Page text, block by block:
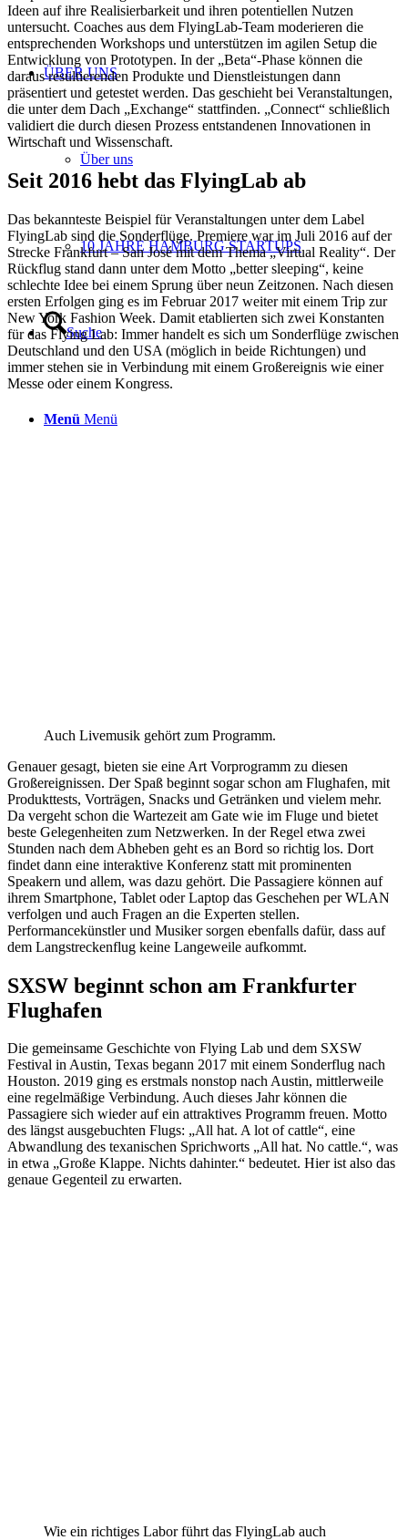
ÜBER UNS
Über uns
10 JAHRE HAMBURG STARTUPS
Suche
Menü Menü
Ideen auf ihre Realisierbarkeit und ihren potentiellen Nutzen
untersucht. Coaches aus dem FlyingLab-Team moderieren die
entsprechenden Workshops und unterstützen im agilen Setup die
Entwicklung von Prototypen. In der „Beta“-Phase können die
daraus resultierenden Produkte und Dienstleistungen dann
präsentiert und getestet werden. Das geschieht bei Veranstaltungen,
die unter dem Dach „Exchange“ stattfinden. „Connect“ schließlich
validiert die durch diesen Prozess entstandenen Innovationen in
Wirtschaft und Wissenschaft.
Seit 2016 hebt das FlyingLab ab
Das bekannteste Beispiel für Veranstaltungen unter dem Label
FlyingLab sind die Sonderflüge. Premiere war im Juli 2016 auf der
Strecke Frankfurt – San José mit dem Thema „Virtual Reality“. Der
Rückflug stand dann unter dem Motto „better sleeping“, keine
schlechte Idee bei einem Sprung über neun Zeitzonen. Nach diesen
ersten Erfolgen ging es im Februar 2017 weiter mit einem Trip zur
New York Fashion Week. Damit etablierten sich zwei Konstanten
für das Flying Lab: Immer handelt es sich um Sonderflüge zwischen
Deutschland und den USA (möglich in beide Richtungen) und
immer stehen sie in Verbindung mit einem Großereignis wie einer
Messe oder einem Kongress.
Auch Livemusik gehört zum Programm.
Genauer gesagt, bieten sie eine Art Vorprogramm zu diesen
Großereignissen. Der Spaß beginnt sogar schon am Flughafen, mit
Produkttests, Vorträgen, Snacks und Getränken und vielem mehr.
Da vergeht schon die Wartezeit am Gate wie im Fluge und bietet
beste Gelegenheiten zum Netzwerken. In der Regel etwa zwei
Stunden nach dem Abheben geht es an Bord so richtig los. Dort
findet dann eine interaktive Konferenz statt mit prominenten
Speakern und allem, was dazu gehört. Die Passagiere können auf
ihrem Smartphone, Tablet oder Laptop das Geschehen per WLAN
verfolgen und auch Fragen an die Experten stellen.
Performancekünstler und Musiker sorgen ebenfalls dafür, dass auf
dem Langstreckenflug keine Langeweile aufkommt.
SXSW beginnt schon am Frankfurter
Flughafen
Die gemeinsame Geschichte von Flying Lab und dem SXSW
Festival in Austin, Texas begann 2017 mit einem Sonderflug nach
Houston. 2019 ging es erstmals nonstop nach Austin, mittlerweile
eine regelmäßige Verbindung. Auch dieses Jahr können die
Passagiere sich wieder auf ein attraktives Programm freuen. Motto
des längst ausgebuchten Flugs: „All hat. A lot of cattle“, eine
Abwandlung des texanischen Sprichworts „All hat. No cattle.“, was
in etwa „Große Klappe. Nichts dahinter.“ bedeutet. Hier ist also das
genaue Gegenteil zu erwarten.
Wie ein richtiges Labor führt das FlyingLab auch